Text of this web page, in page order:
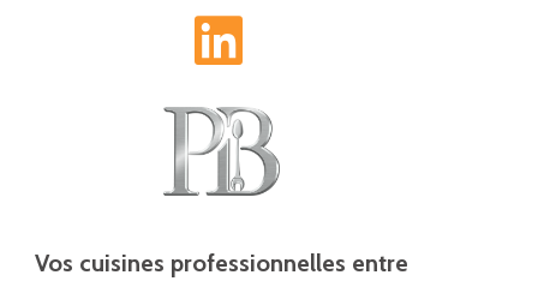
Vos cuisines professionnelles entre
L
i
n
k
e